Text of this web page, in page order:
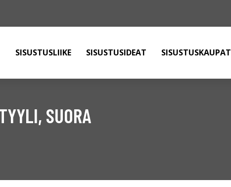
SISUSTUSLIIKE SISUSTUSIDEAT SISUSTUSKAUPAT
SUORA